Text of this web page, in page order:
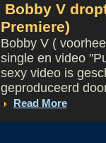
Bobby V
Premiere)
Bobby V (
single en video
sexy video is
geproduceerd
Read More